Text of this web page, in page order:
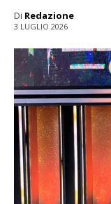
Di Redazione
3 LUGLIO 2026